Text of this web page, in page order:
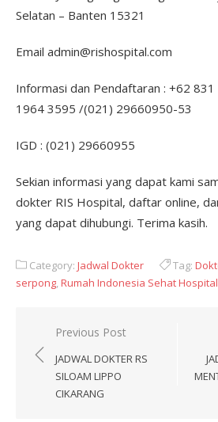
Selatan – Banten 15321
Email admin@rishospital.com
Informasi dan Pendaftaran : +62
1964 3595 /(021) 29660950-53
IGD : (021) 29660955
Sekian informasi yang dapat kami
dokter RIS Hospital, daftar online,
yang dapat dihubungi. Terima kasih.
Category: Jadwal Dokter Tag:
serpong,Rumah Indonesia Sehat Hospital
Post
navigation
Previous Post
JADWAL DOKTER RS
SILOAM LIPPO
CIKARANG